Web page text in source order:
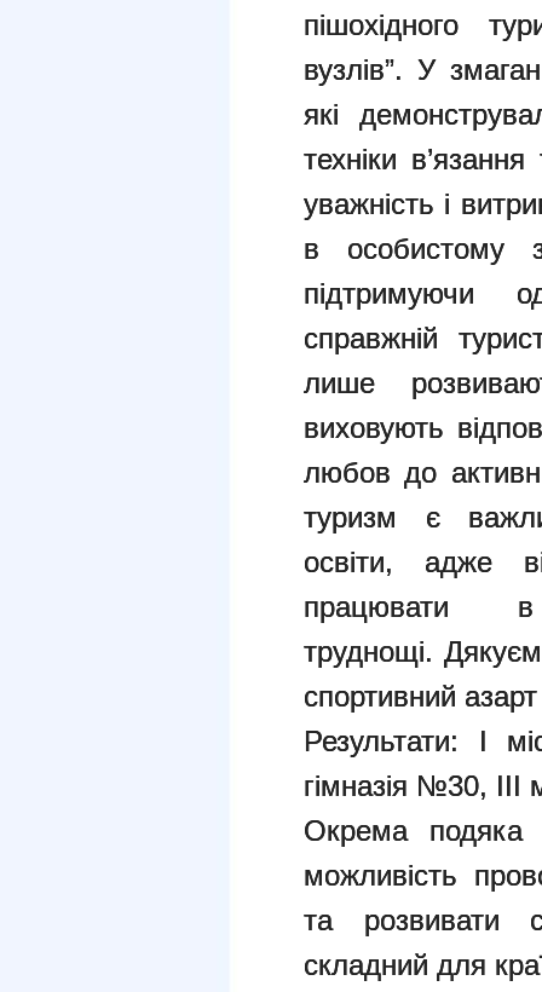
пішохідного
вузлів”. У
які
техніки
уважність і
в особистому
підтримуючи
справжній
лише
виховують
любов до
туризм є
освіти, адже
працювати
труднощі.
спортивний
Результати: І
гімназія №30,
Окрема
можливість
та розвивати
складний для